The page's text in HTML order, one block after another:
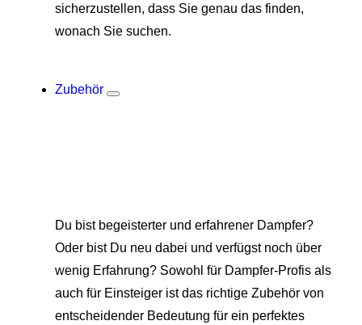
sicherzustellen, dass Sie genau das finden,
wonach Sie suchen.
Zubehör
Du bist begeisterter und erfahrener Dampfer?
Oder bist Du neu dabei und verfügst noch über
wenig Erfahrung? Sowohl für Dampfer-Profis als
auch für Einsteiger ist das richtige Zubehör von
entscheidender Bedeutung für ein perfektes